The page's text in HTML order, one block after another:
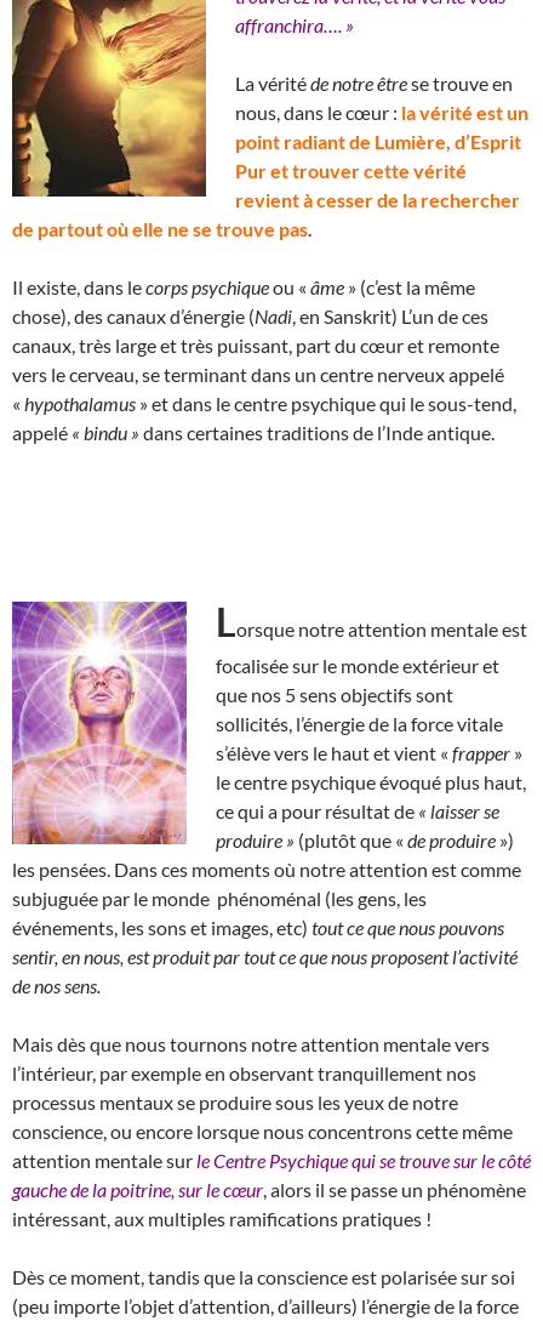
affranchira…. »
La véritéde notre êtrese trouve en
nous, dans le cœur : la vérité est un
point radiant de Lumière, d’Esprit
Pur et trouver cette vérité
revient à cesser de la rechercher
de partout où elle ne se trouve pas
Il existe, dans lecorps psychiqueou « âme » (c’est la même
chose), des canaux d’énergie (Nadi , en Sanskrit) L’un de ces
canaux, très large et très puissant, part du cœur et remonte
vers le cerveau, se terminant dans un centre nerveux appelé
« hypothalamus » et dans le centre psychique qui le sous-tend,
appelé « bindu » dans certaines traditions de l’Inde antique.
Lorsque notre attention mentale est
focalisée sur le monde extérieur et
que nos 5 sens objectifs sont
sollicités, l’énergie de la force vitale
s’élève vers le haut et vient « frapper »
le centre psychique évoqué plus haut,
ce qui a pour résultat de « laisser se
produire » (plutôt que « de produire »)
les pensées. Dans ces moments où notre attention est comme
subjuguée par le monde phénoménal (les gens, les
événements, les sons et images, etc) tout ce que nous pouvons
sentir, en nous, est produit par tout ce que nous proposent l’activité
de nos sens.
Mais dès que nous tournons notre attention mentale vers
l’intérieur, par exemple en observant tranquillement nos
processus mentaux se produire sous les yeux de notre
conscience, ou encore lorsque nous concentrons cette même
attention mentale sur le Centre Psychique qui se trouve sur le côté
gauche de la poitrine, sur le cœur , alors il se passe un phénomène
intéressant, aux multiples ramifications pratiques !
Dès ce moment, tandis que la conscience est polarisée sur soi
(peu importe l’objet d’attention, d’ailleurs) l’énergie de la force